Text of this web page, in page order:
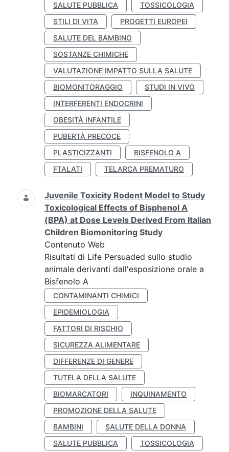
SALUTE PUBBLICA
TOSSICOLOGIA
STILI DI VITA
PROGETTI EUROPEI
SALUTE DEL BAMBINO
SOSTANZE CHIMICHE
VALUTAZIONE IMPATTO SULLA SALUTE
BIOMONITORAGGIO
STUDI IN VIVO
INTERFERENTI ENDOCRINI
OBESITÀ INFANTILE
PUBERTÀ PRECOCE
PLASTICIZZANTI
BISFENOLO A
FTALATI
TELARCA PREMATURO
Juvenile Toxicity Rodent Model to Study
Toxicological Effects of Bisphenol A
(BPA) at Dose Levels Derived From Italian
Children Biomonitoring Study
Contenuto Web
Risultati di Life Persuaded sullo studio
animale derivanti dall'esposizione orale a
Bisfenolo A
CONTAMINANTI CHIMICI
EPIDEMIOLOGIA
FATTORI DI RISCHIO
SICUREZZA ALIMENTARE
DIFFERENZE DI GENERE
TUTELA DELLA SALUTE
BIOMARCATORI
INQUINAMENTO
PROMOZIONE DELLA SALUTE
BAMBINI
SALUTE DELLA DONNA
SALUTE PUBBLICA
TOSSICOLOGIA